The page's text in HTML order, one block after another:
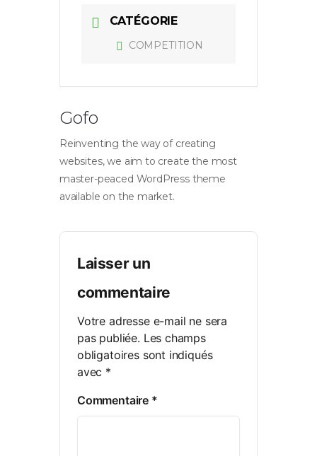
CATÉGORIE
COMPETITION
Gofo
Reinventing the way of creating
websites, we aim to create the most
master-peaced WordPress theme
available on the market.
Laisser un
commentaire
Votre adresse e-mail ne sera
pas publiée. Les champs
obligatoires sont indiqués
avec *
Commentaire *